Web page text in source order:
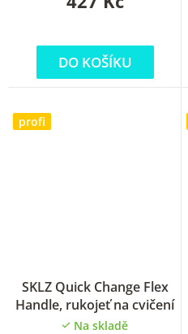
DO KOŠÍKU
profi
SKLZ Quick Change Flex
Handle, rukojeť na cvičení
Na skladě